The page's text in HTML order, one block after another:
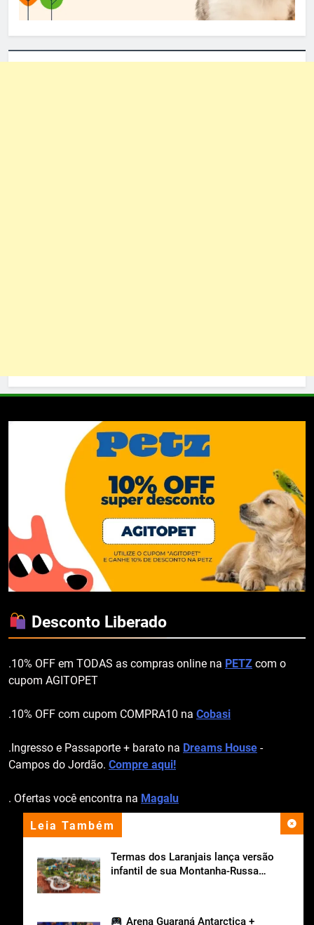
Leia Também
Termas dos Laranjais lança versão
infantil de sua Montanha-Russa
Arena Guaraná Antarctica +
Desconto Liberado
.10% OFF em TODAS as compras online na PETZ com o
cupom AGITOPET
.10% OFF com cupom COMPRA10 na Cobasi
.Ingresso e Passaporte + barato na Dreams House -
Campos do Jordão. Compre aqui!
. Ofertas você encontra na Magalu
apoio institucional